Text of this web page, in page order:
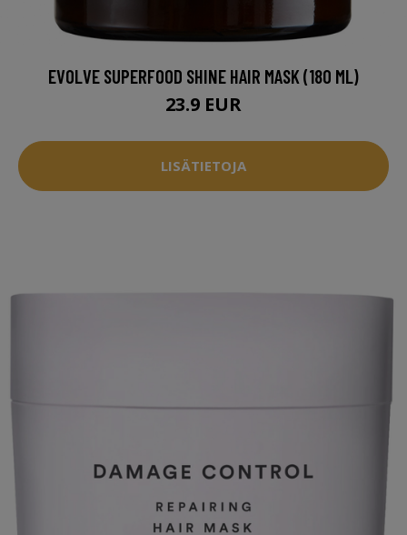
EVOLVE SUPERFOOD SHINE HAIR MASK (180 ML)
23.9 EUR
LISÄTIETOJA